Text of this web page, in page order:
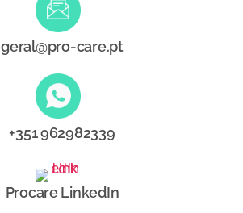
geral@pro-care.pt
+351 962982339
Procare LinkedIn